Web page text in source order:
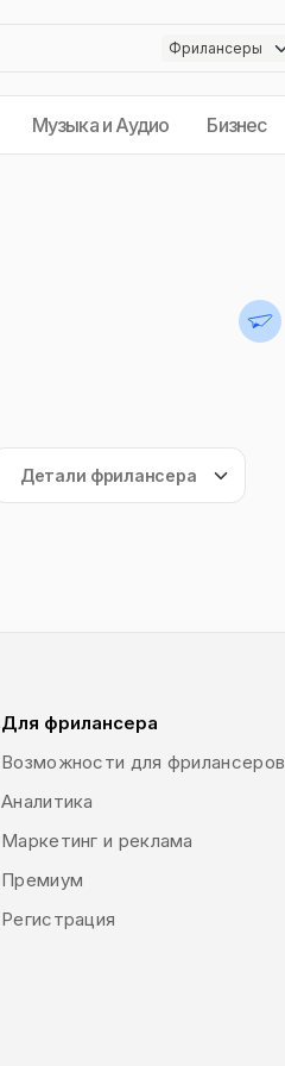
Музыка и Аудио Бизнес
Для фрилансера
Возможности для фрилансеров
Аналитика
Маркетинг и реклама
Премиум
Регистрация